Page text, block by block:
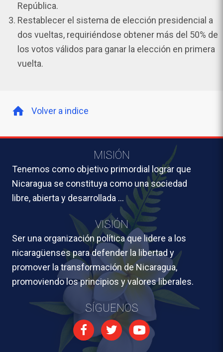
República.
Restablecer el sistema de elección presidencial a
dos vueltas, requiriéndose obtener más del 50% de
los votos válidos para ganar la elección en primera
vuelta.
Volver a indice
MISIÓN
Tenemos como objetivo primordial lograr que
Nicaragua se constituya como una sociedad
libre, abierta y desarrollada …
VISIÓN
Ser una organización política que lidere a los
nicaragüenses para defender la libertad y
promover la transformación de Nicaragua,
promoviendo los principios y valores liberales.
SÍGUENOS
FacebookTwitter Youtube